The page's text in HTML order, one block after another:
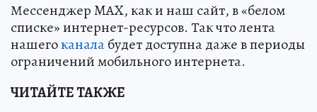
Мессенджер MAX, как и наш сайт, в «белом
списке» интернет-ресурсов. Так что лента
нашегоканалабудет доступна даже в периоды
ограничений мобильного интернета.
ЧИТАЙТЕ ТАКЖЕ